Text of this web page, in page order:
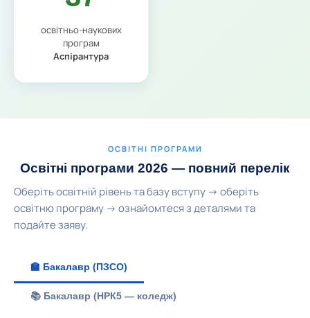
освітньо-наукових
програм
Аспірантура
ОСВІТНІ ПРОГРАМИ
Освітні програми 2026 — повний перелік
Оберіть освітній рівень та базу вступу → оберіть
освітню програму → ознайомтеся з деталями та
подайте заяву.
🏫 Бакалавр (ПЗСО)
📚 Бакалавр (НРК5 — коледж)